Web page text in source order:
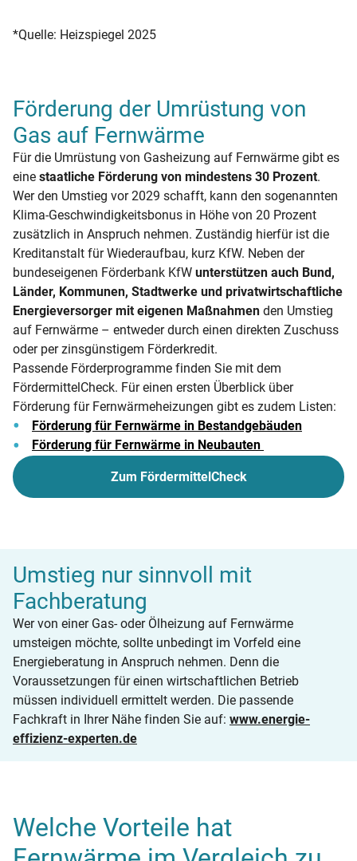
*Quelle: Heizspiegel 2025
Förderung der Umrüstung von
Gas auf Fernwärme
Für die Umrüstung von Gasheizung auf Fernwärme gibt es
eine staatliche Förderung von mindestens 30 Prozent.
Wer den Umstieg vor 2029 schafft, kann den sogenannten
Klima-Geschwindigkeitsbonus in Höhe von 20 Prozent
zusätzlich in Anspruch nehmen. Zuständig hierfür ist die
Kreditanstalt für Wiederaufbau, kurz KfW. Neben der
bundeseigenen Förderbank KfW unterstützen auch Bund,
Länder, Kommunen, Stadtwerke und privatwirtschaftliche
Energieversorger mit eigenen Maßnahmen den Umstieg
auf Fernwärme – entweder durch einen direkten Zuschuss
oder per zinsgünstigem Förderkredit.
Passende Förderprogramme finden Sie mit dem
FördermittelCheck. Für einen ersten Überblick über
Förderung für Fernwärmeheizungen gibt es zudem Listen:
Förderung für Fernwärme in Bestandgebäuden
Förderung für Fernwärme in Neubauten
Zum FördermittelCheck
Umstieg nur sinnvoll mit
Fachberatung
Wer von einer Gas- oder Ölheizung auf Fernwärme
umsteigen möchte, sollte unbedingt im Vorfeld eine
Energieberatung in Anspruch nehmen. Denn die
Voraussetzungen für einen wirtschaftlichen Betrieb
müssen individuell ermittelt werden. Die passende
Fachkraft in Ihrer Nähe finden Sie auf: www.energie-
effizienz-experten.de
Welche Vorteile hat